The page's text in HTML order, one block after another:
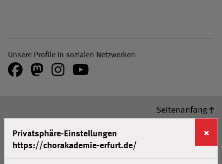
Unsere Profile in sozialen Netzwerken
Facebook
Mastodon
Instagram
Youtube
Seitenanfang
Home
Meldungen
Privatsphäre-Einstellungen
https://chorakademie-erfurt.de/
×